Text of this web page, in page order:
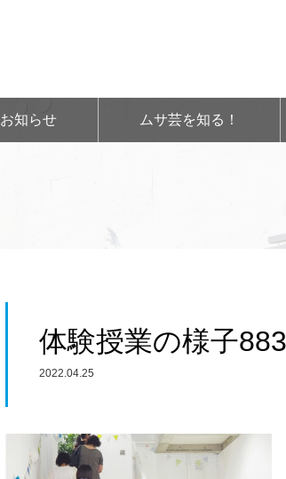
お知らせ ムサ芸を知る！
体験授業の様子
2022.04.25